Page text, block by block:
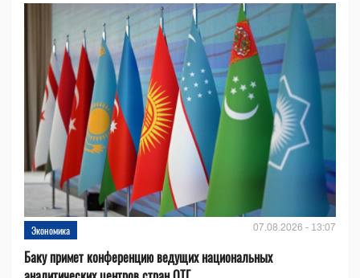
Экономика 07.08.2026 - 13:07
Баку примет конференцию ведущих национальных